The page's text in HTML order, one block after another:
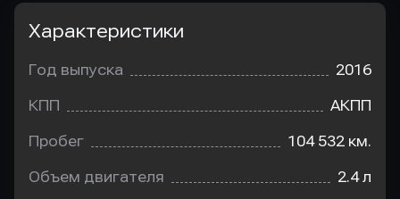
Характеристики
Год выпуска 2016
КПП АКПП
Пробег 104 532 км.
Объем двигателя 2.4 л